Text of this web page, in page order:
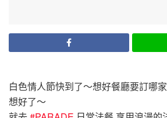
白色情人節快到了～想好餐廳要訂哪
想好了～